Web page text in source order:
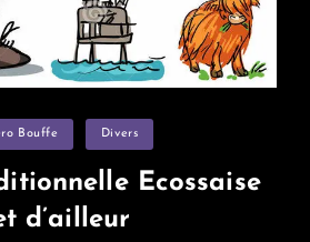
Bouffe Divers
Ecossaise
d’ailleur